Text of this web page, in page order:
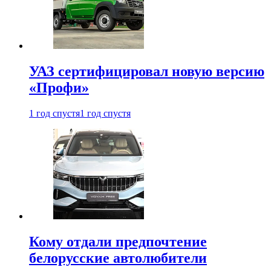
УАЗ сертифицировал новую версию
«Профи»
1 год спустя1 год спустя
Кому отдали предпочтение
белорусские автолюбители